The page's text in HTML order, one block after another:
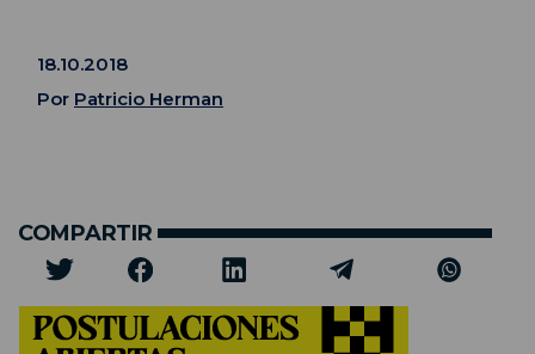
18.10.2018
Por Patricio Herman
COMPARTIR